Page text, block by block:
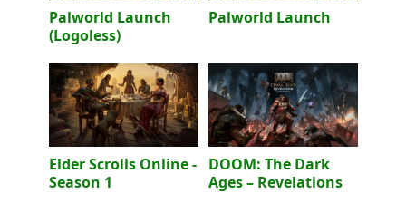
Palworld Launch
(Logoless)
Palworld Launch
Elder Scrolls Online -
Season 1
DOOM: The Dark
Ages – Revelations